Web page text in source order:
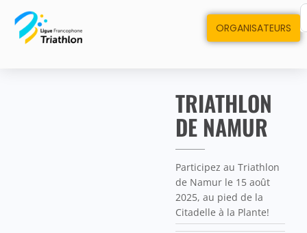
ORGANISATEURS
TRIATHLON
DE NAMUR
Participez au Triathlon
de Namur le 15 août
2025, au pied de la
Citadelle à la Plante!